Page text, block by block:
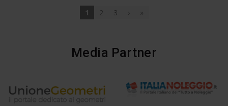
1 2 3 › »
Media Partner